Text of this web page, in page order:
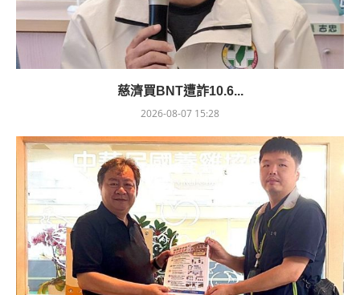
慈濟買BNT遭詐10.6...
2026-08-07 15:28